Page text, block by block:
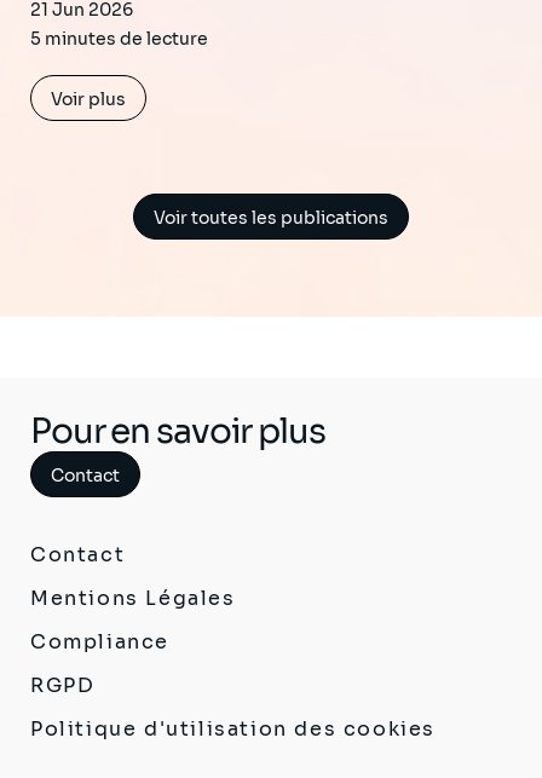
21 Jun 2026
5 minutes de lecture
Voir plus
Voir toutes les publications
Pour en savoir plus
Contact
Contact
Mentions Légales
Compliance
RGPD
Politique d'utilisation des cookies